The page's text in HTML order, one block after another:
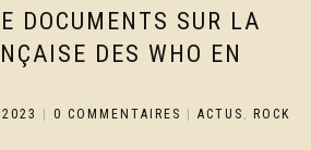
DOCUMENTS SUR LA
DES WHO EN
| 0 COMMENTAIRES | ACTUS
ROCK